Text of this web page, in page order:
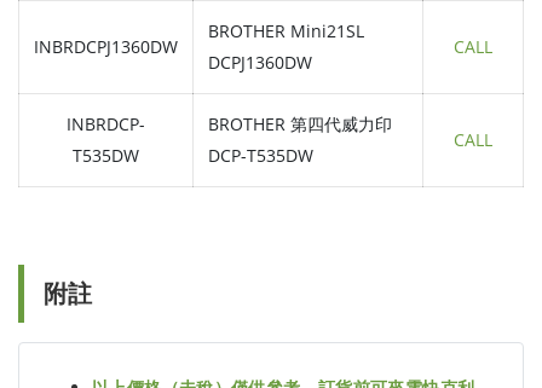
INBRDCPJ1360DW
BROTHER Mini21SL
DCPJ1360DW
CALL
INBRDCP-
T535DW
BROTHER 第四代威力印
DCP-T535DW
CALL
附註